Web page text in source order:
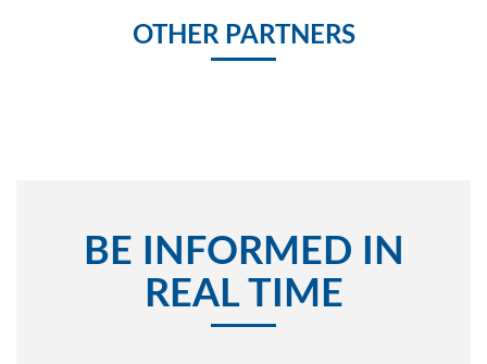
OTHER PARTNERS
BE INFORMED IN
REAL TIME